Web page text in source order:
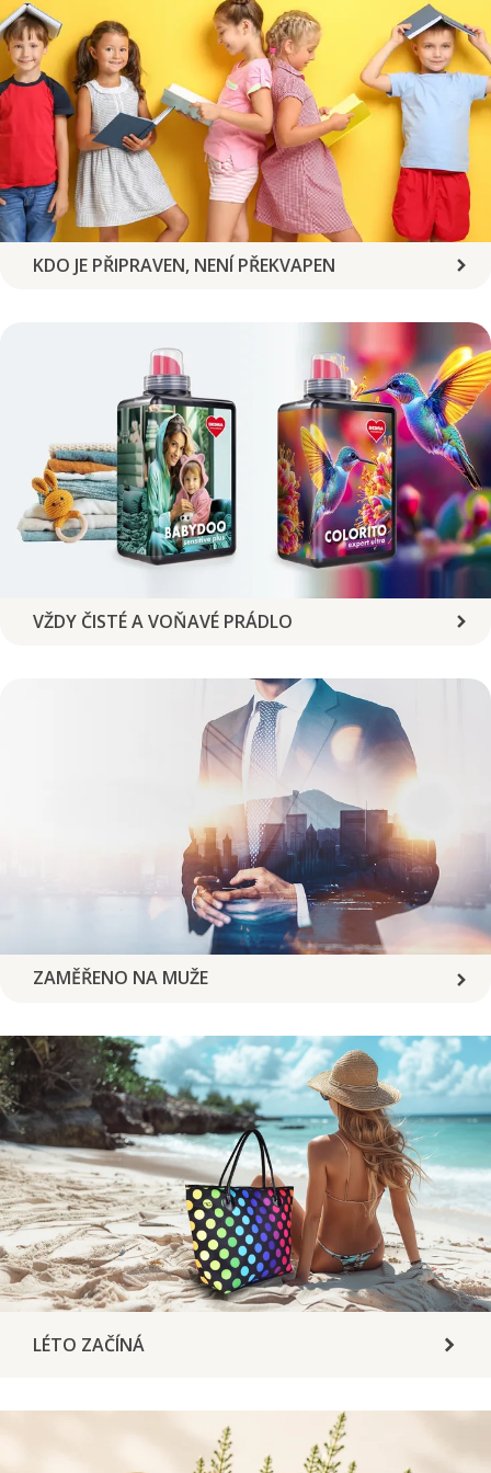
KDO JE PŘIPRAVEN, NENÍ PŘEKVAPEN
VŽDY ČISTÉ A VOŇAVÉ PRÁDLO
ZAMĚŘENO NA MUŽE
LÉTO ZAČÍNÁ